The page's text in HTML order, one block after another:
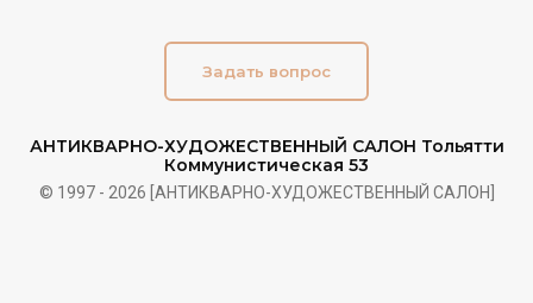
АНТИКВАРНО-ХУДОЖЕСТВЕННЫЙ САЛОН Тольятти
Коммунистическая 53
© 1997 - 2026 [АНТИКВАРНО-ХУДОЖЕСТВЕННЫЙ САЛОН]
Задать вопрос